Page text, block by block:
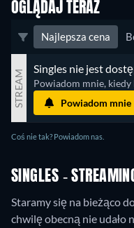
OGLĄDAJ TERAZ
Najlepsza cena
STREAM Singles nie jest
Powiadom mnie,
Powiadom mnie
Coś nie tak? Powiadom nas.
SINGLES -
Staramy się na bieżąco
chwilę obecną nie udało